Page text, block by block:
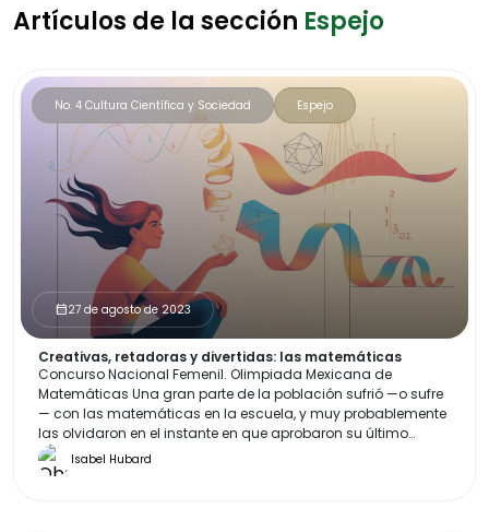
Artículos de la sección Espejo
No. 4 Cultura Científica y Sociedad Espejo
calendar_month27 de agosto de 2023
Creativas, retadoras y divertidas: las matemáticas
Concurso Nacional Femenil. Olimpiada Mexicana de
Matemáticas Una gran parte de la población sufrió —o sufre
— con las matemáticas en la escuela, y muy probablemente
las olvidaron en el instante en que aprobaron su último
examen. Se suele pensar que son áridas, mecánicas y
aburridas. En la Olimpiada Mexicana de Matemáticas (OMM)
Isabel Hubard